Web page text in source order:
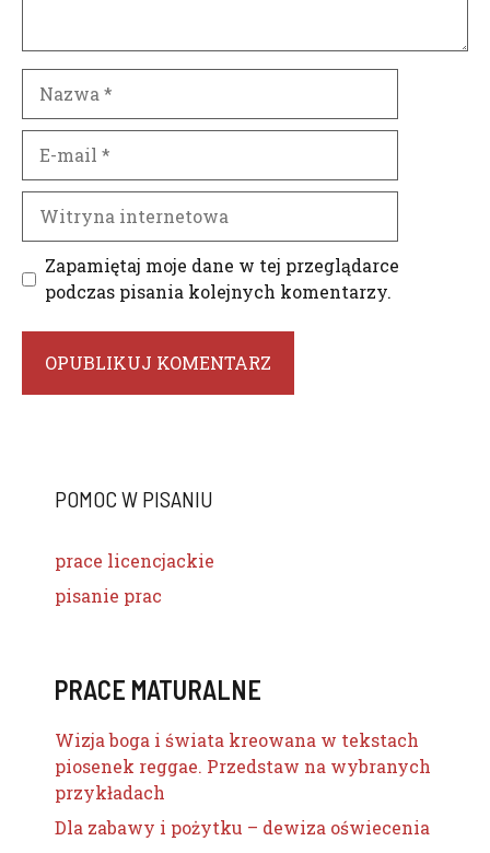
mail
internetowa
Zapamiętaj moje dane w tej przeglądarce
podczas pisania kolejnych komentarzy.
POMOC W PISANIU
prace licencjackie
pisanie prac
PRACE MATURALNE
Wizja boga i świata kreowana w tekstach
piosenek reggae. Przedstaw na wybranych
przykładach
Dla zabawy i pożytku – dewiza oświecenia